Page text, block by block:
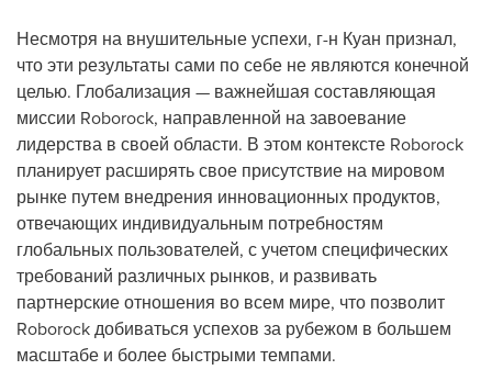
Несмотря на внушительные успехи, г-н Куан признал,
что эти результаты сами по себе не являются конечной
целью. Глобализация — важнейшая составляющая
миссии Roborock, направленной на завоевание
лидерства в своей области. В этом контексте Roborock
планирует расширять свое присутствие на мировом
рынке путем внедрения инновационных продуктов,
отвечающих индивидуальным потребностям
глобальных пользователей, с учетом специфических
требований различных рынков, и развивать
партнерские отношения во всем мире, что позволит
Roborock добиваться успехов за рубежом в большем
масштабе и более быстрыми темпами.